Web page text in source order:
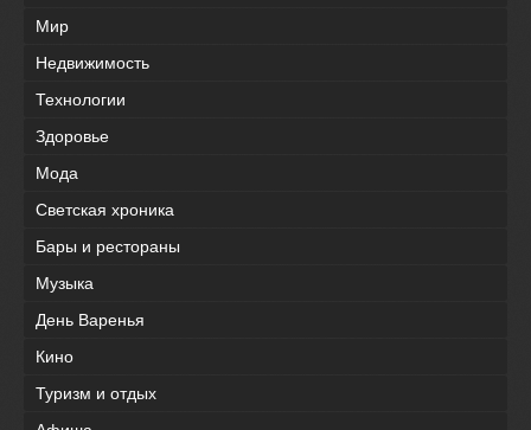
Мир
Недвижимость
Технологии
Здоровье
Мода
Светская хроника
Бары и рестораны
Музыка
День Варенья
Кино
Туризм и отдых